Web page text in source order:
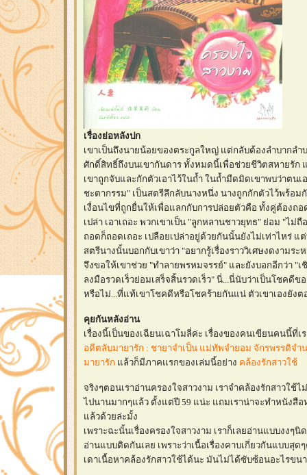
เรื่องย่อหลังปก
เขาเป็นถึงนายน้อยของตระกูลใหญ่ แต่กลับต้องลำบากล
ศักดิ์สิทธิ์ถึงบนเขากันดาร ทั้งหมดนี้เพื่อช่วยชีวิตสหายรัก
เขาถูกจับและกักตัวเอาไว้ในถ้ำ ในถ้ำมืดมิดเขาพบว่าตนเ
ชะตากรรม" เป็นสตรีลึกลับนางหนึ่ง นางถูกกักตัวไว้พร้อม
เงื่อนไขที่ถูกยื่นให้เพื่อแลกกับการปล่อยตัวคือ ทั้งคู่ต้องถ
เปล่า เอาเถอะ พวกเขาเป็น "ลูกหลานชาวยุทธ" ย่อม "ไม่ถื
ถอดก็ถอดเถอะ เปลือยเปล่าอยู่ด้วยกันนั้นยังไม่เท่าไหร่
สตรีนางนั้นบอกกับเขาว่า "อยากรู้เรื่องราววิเศษงดงามระ
จึงขอให้เขาช่วย "ทำลายพรหมจรรย์" และยังบอกอีกว่า "
ลงมือรวดเร็วย่อมเสร็จสิ้นรวดเร็ว" นี่...นี่นับว่าเป็นโชคดีข
หรือไม่...ที่แท้เขาโชคดีหรือโชคร้ายกันแน่ ตัวเขาเองยังต
คุยกันหลังอ่าน
เรื่องนี้เป็นของเฉียนเฉาโมลี่ค่ะ เรื่องของคนเขียนคนนี้ที่เ
อดีตลับมายารัก : ชายาจำเป็น แม่ทัพจำยอม จักรพรรดิจำ
มายารัก ล้วก็มีภาคแรกของเล่มนี้อย่าง คล้องรักสาวใช้
จริงๆตอนเราอ่านครองใจสาวงาม เราจำคล้องรักสาวใช้ไ
ไปนานมากๆแล้ว ตั้งแต่ปี 59 แน่ะ แถมเราน่าจะทำหนังสือ
ล้วด้วยล่ะมั้ง
เพราะฉะนั้นเรื่องครองใจสาวงาม เราก็เลยอ่านแบบงงๆนิ
อ่านแบบติดกันเลย เพราะว่าเนื้อเรื่องคาบเกี่ยวกันแบบสุด
เดาเนื้อหาคล้องรักสาวใช้ได้นะ มันไม่ได้ซับซ้อนอะไรขน